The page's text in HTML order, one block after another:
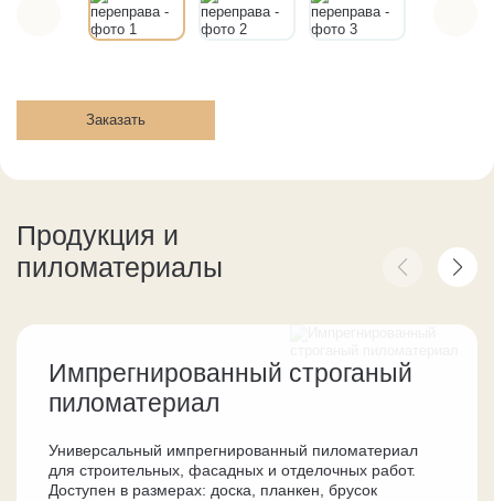
Заказать
Продукция и
пиломатериалы
Импрегнированный строганый
пиломатериал
Универсальный импрегнированный пиломатериал
для строительных, фасадных и отделочных работ.
Доступен в размерах: доска, планкен, брусок